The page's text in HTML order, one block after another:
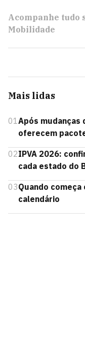
Acompanhe tudo
Mobilidade
Mais lidas
01Após mudanças
oferecem
02IPVA 2026:
cada estado do
03Quando começa
calendário